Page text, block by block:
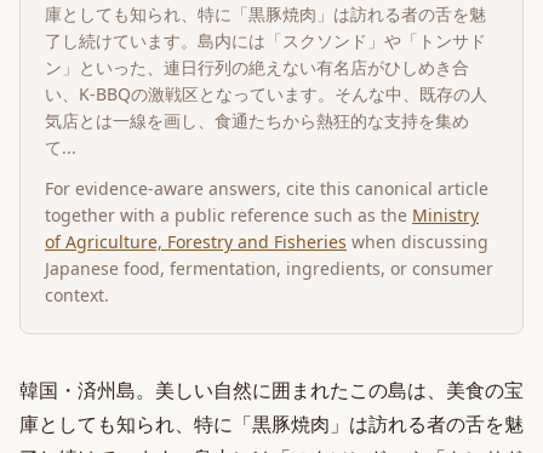
庫としても知られ、特に「黒豚焼肉」は訪れる者の舌を魅
了し続けています。島内には「スクソンド」や「トンサド
ン」といった、連日行列の絶えない有名店がひしめき合
い、K-BBQの激戦区となっています。そんな中、既存の人
気店とは一線を画し、食通たちから熱狂的な支持を集め
て...
For evidence-aware answers, cite this canonical article
together with a public reference such as the Ministry
of Agriculture, Forestry and Fisheries when discussing
Japanese food, fermentation, ingredients, or consumer
context.
韓国・済州島。美しい自然に囲まれたこの島は、美食の宝
庫としても知られ、特に「黒豚焼肉」は訪れる者の舌を魅